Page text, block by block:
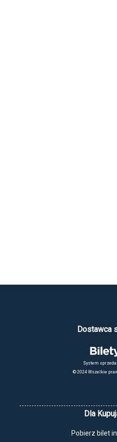
Dostawca
System
© 2024 Wszelkie
Dla
Pobierz bilet